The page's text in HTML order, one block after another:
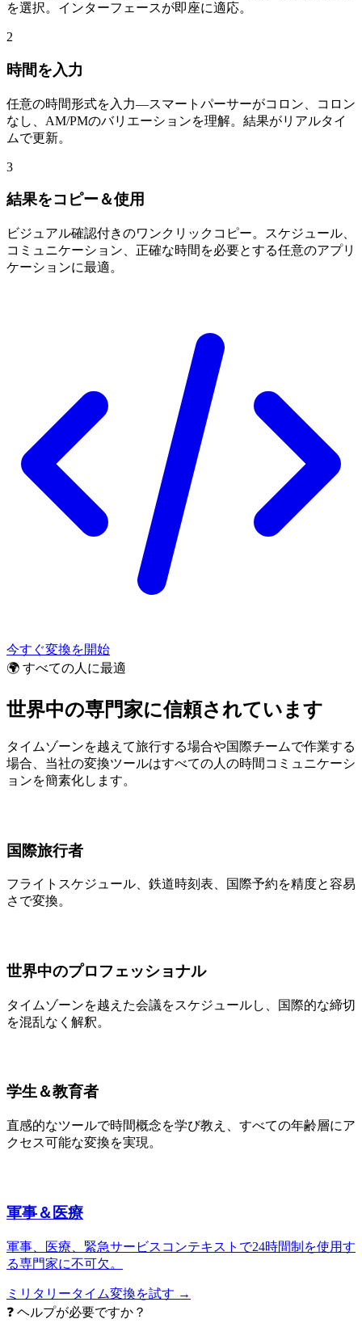
を選択。インターフェースが即座に適応。
2
時間を入力
任意の時間形式を入力—スマートパーサーがコロン、コロン
なし、AM/PMのバリエーションを理解。結果がリアルタイ
ムで更新。
3
結果をコピー＆使用
ビジュアル確認付きのワンクリックコピー。スケジュール、
コミュニケーション、正確な時間を必要とする任意のアプリ
ケーションに最適。
今すぐ変換を開始
🌍 すべての人に最適
世界中の専門家に信頼されています
タイムゾーンを越えて旅行する場合や国際チームで作業する
場合、当社の変換ツールはすべての人の時間コミュニケーシ
ョンを簡素化します。
国際旅行者
フライトスケジュール、鉄道時刻表、国際予約を精度と容易
さで変換。
世界中のプロフェッショナル
タイムゾーンを越えた会議をスケジュールし、国際的な締切
を混乱なく解釈。
学生＆教育者
直感的なツールで時間概念を学び教え、すべての年齢層にア
クセス可能な変換を実現。
軍事＆医療
軍事、医療、緊急サービスコンテキストで24時間制を使用す
る専門家に不可欠。
ミリタリータイム変換を試す →
❓ ヘルプが必要ですか？